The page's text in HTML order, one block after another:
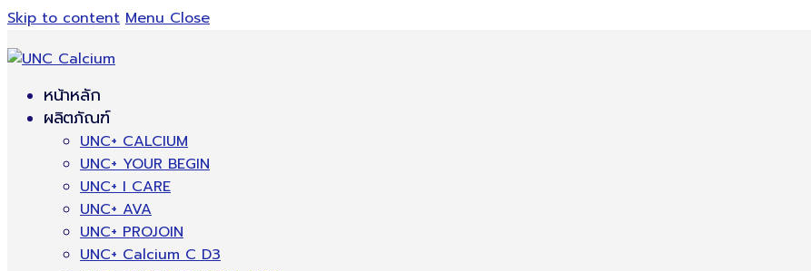
Skip to content Menu Close
หน้าหลัก
ผลิตภัณฑ์
UNC+ CALCIUM
UNC+ YOUR BEGIN
UNC+ I CARE
UNC+ AVA
UNC+ PROJOIN
UNC+ Calcium C D3